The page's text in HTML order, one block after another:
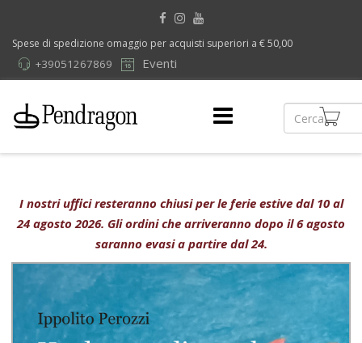
Spese di spedizione omaggio per acquisti superiori a € 50,00
Eventi
+39051267869
I nostri uffici resteranno chiusi per le ferie estive dal 10 al
24 agosto 2026. Gli ordini che arriveranno dopo il 6 agosto
saranno evasi a partire dal 24.